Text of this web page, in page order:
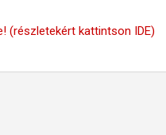
(részletekért kattintson IDE)